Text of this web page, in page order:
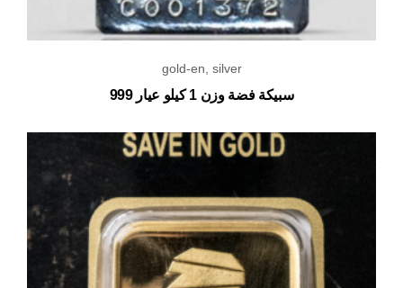
gold-en silver
سبيكة فضة وزن 1 كيلو عيار 999